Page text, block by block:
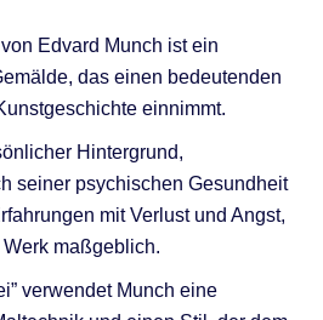
von Edvard Munch ist ein
das einen bedeutenden
einnimmt.
Hintergrund,
seiner psychischen Gesundheit
mit Verlust und Angst,
maßgeblich.
verwendet Munch eine